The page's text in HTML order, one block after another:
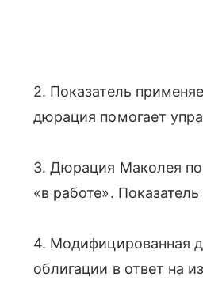
2. Показатель
дюрация помогает
3. Дюрация Маколея
«в работе».
4. Модифицированная
облигации в ответ на